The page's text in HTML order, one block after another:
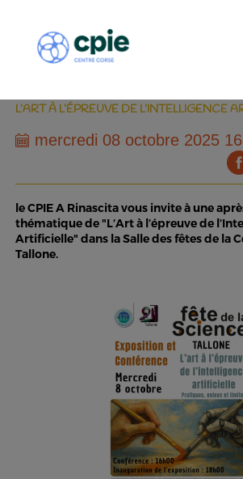
L’ART À L’ÉPREUVE DE L’INTELLIGENCE
mercredi 08 octobre 2025
le CPIE A Rinascita vous invite à une
thématique de "L’Art à l’épreuve de
Artificielle" dans la Salle des fêtes de la
Tallone.